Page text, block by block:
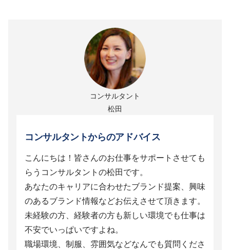
コンサルタント
松田
コンサルタントからのアドバイス
こんにちは！皆さんのお仕事をサポートさせても
らうコンサルタントの松田です。
あなたのキャリアに合わせたブランド提案、興味
のあるブランド情報などお伝えさせて頂きます。
未経験の方、経験者の方も新しい環境でも仕事は
不安でいっぱいですよね。
職場環境、制服、雰囲気などなんでも質問くださ